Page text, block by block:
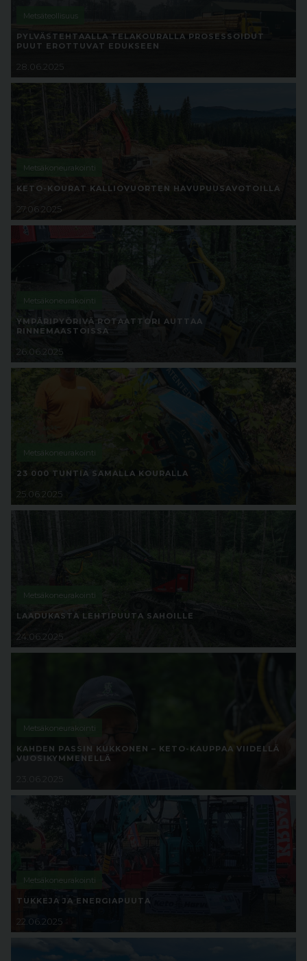
Metsäteollisuus
PYLVÄSTEHTAALLA TELAKOURALLA PROSESSOIDUT
PUUT EROTTUVAT EDUKSEEN
28.06.2025
Metsäkoneurakointi
KETO-KOURAT KALLIOVUORTEN HAVUPUUSAVOTOILLA
27.06.2025
Metsäkoneurakointi
YMPÄRIPYÖRIVÄ ROTAATTORI AUTTAA
RINNEMAASTOISSA
26.06.2025
Metsäkoneurakointi
23 000 TUNTIA SAMALLA KOURALLA
25.06.2025
Metsäkoneurakointi
LAADUKASTA LEHTIPUUTA SAHOILLE
24.06.2025
Metsäkoneurakointi
KAHDEN PASSIN KUKKONEN – KETO-KAUPPAA VIIDELLÄ
VUOSIKYMMENELLÄ
Metsäkoneurakointi
TUKKEJA JA ENERGIAPUUTA
22.06.2025